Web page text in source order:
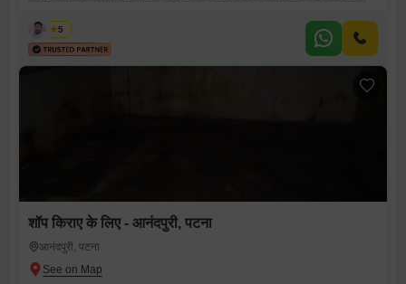
कबीर
5
शॉप किराए के लिए - आनंदपुरी, पटना
आनंदपुरी, पटना